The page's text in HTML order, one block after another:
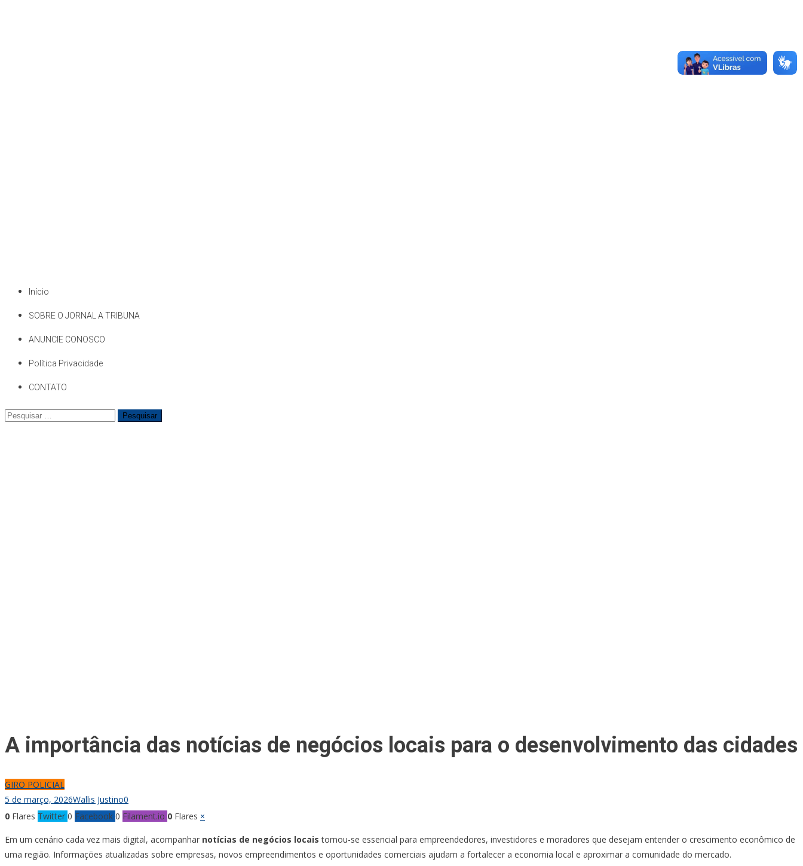
Início
SOBRE O JORNAL A TRIBUNA
ANUNCIE CONOSCO
Política Privacidade
CONTATO
Pesquisar
A importância das notícias de negócios locais para o desenvolvimento das cidades
GIRO POLICIAL
5 de março, 2026Wallis Justino0
0 Flares Twitter 0 Facebook 0 Filament.io 0 Flares ×
Em um cenário cada vez mais digital, acompanhar notícias de negócios locais tornou-se essencial para empreendedores, investidores e moradores que desejam entender o crescimento econômico de
uma região. Informações atualizadas sobre empresas, novos empreendimentos e oportunidades comerciais ajudam a fortalecer a economia local e aproximar a comunidade do mercado.